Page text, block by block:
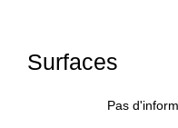
Surfaces
Pas